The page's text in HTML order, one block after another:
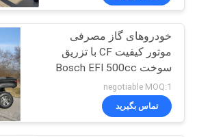
روروک
ها بزرگسالان
98
خودروهای گاز مصرفی
موتور کیفیت CF با تزریق
سوخت Bosch EFI 500cc
با 4 صندلی
negotiable MOQ:1
تماس بگیرید